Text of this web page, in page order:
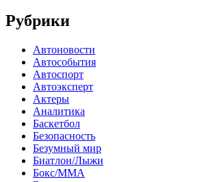
Рубрики
Автоновости
Автособытия
Автоспорт
Автоэксперт
Актеры
Аналитика
Баскетбол
Безопасность
Безумный мир
Биатлон/Лыжи
Бокс/MMA